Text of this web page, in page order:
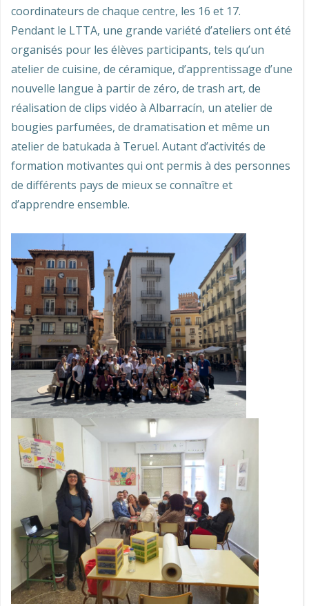
coordinateurs de chaque centre, les 16 et 17.
Pendant le LTTA, une grande variété d’ateliers ont été
organisés pour les élèves participants, tels qu’un
atelier de cuisine, de céramique, d’apprentissage d’une
nouvelle langue à partir de zéro, de trash art, de
réalisation de clips vidéo à Albarracín, un atelier de
bougies parfumées, de dramatisation et même un
atelier de batukada à Teruel. Autant d’activités de
formation motivantes qui ont permis à des personnes
de différents pays de mieux se connaître et
d’apprendre ensemble.